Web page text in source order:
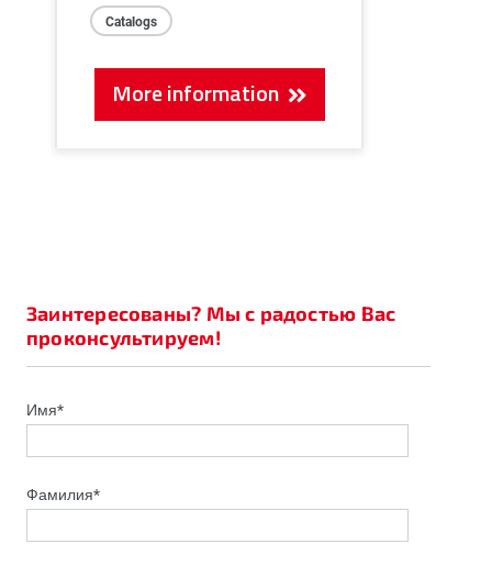
Catalogs
More information
Заинтересованы? Мы с радостью Вас
проконсультируем!
Имя*
Фамилия*